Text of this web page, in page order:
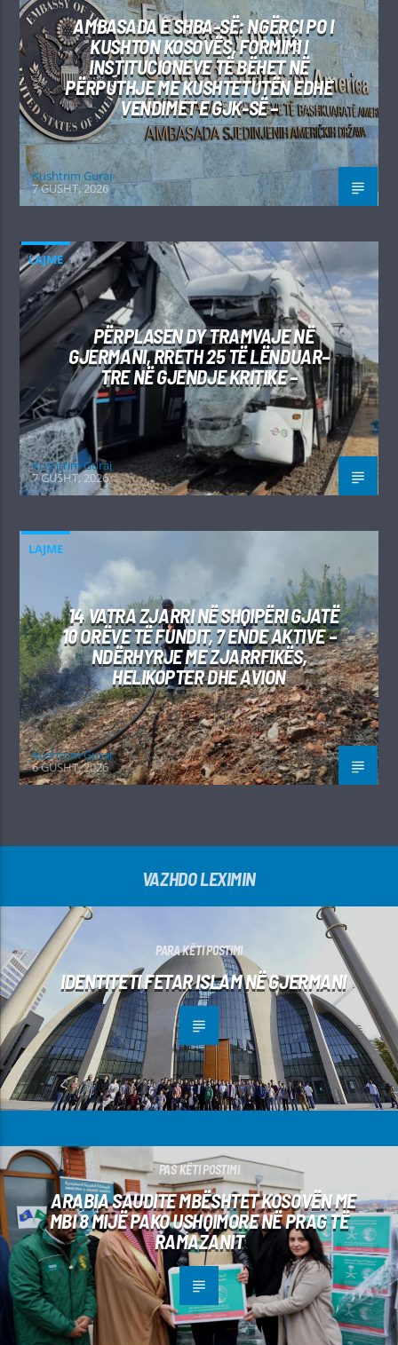
AMBASADA E SHBA-SË: NGËRÇI PO I
KUSHTON KOSOVËS, FORMIMI I
INSTITUCIONEVE TË BËHET NË
PËRPUTHJE ME KUSHTETUTËN EDHE
VENDIMET E GJK-SË –
Kushtrim Guraj
7 GUSHT, 2026
LAJME
PËRPLASEN DY TRAMVAJE NË
GJERMANI, RRETH 25 TË LËNDUAR–
TRE NË GJENDJE KRITIKE –
Kushtrim Guraj
7 GUSHT, 2026
LAJME
14 VATRA ZJARRI NË SHQIPËRI GJATË
10 ORËVE TË FUNDIT, 7 ENDE AKTIVE –
NDËRHYRJE ME ZJARRFIKËS,
HELIKOPTER DHE AVION
Kushtrim Guraj
6 GUSHT, 2026
VAZHDO LEXIMIN
PARA KËTI POSTIMI
IDENTITETI FETAR ISLAM NË GJERMANI
PAS KËTI POSTIMI
ARABIA SAUDITE MBËSHTET KOSOVËN ME
MBI 8 MIJË PAKO USHQIMORE NË PRAG TË
RAMAZANIT